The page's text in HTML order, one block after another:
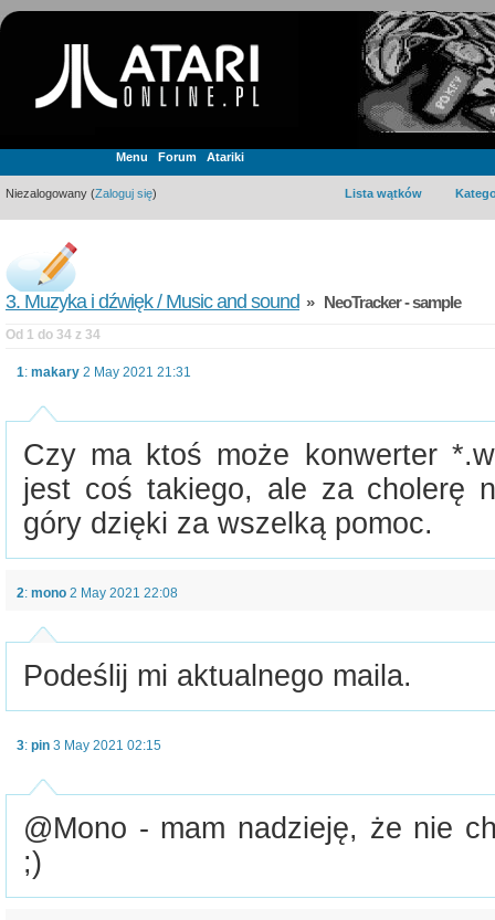
Menu Forum Atariki
Niezalogowany (Zaloguj się) Lista wątków
3. Muzyka i dźwięk / Music and sound » NeoTracker - sample
Od 1 do 34 z 34
1: makary 2 May 2021 21:31
Czy ma ktoś może konwerter
jest coś takiego, ale za cholerę
góry dzięki za wszelką pomoc.
2: mono 2 May 2021 22:08
Podeślij mi aktualnego maila.
3: pin 3 May 2021 02:15
@Mono - mam nadzieję, że nie
;)